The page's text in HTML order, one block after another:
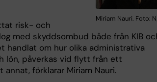
Miriam Nauri. Foto:
risk- och
med skyddsombud både från KIB
handlat om hur olika administrativa
lön, påverkas vid flytt från ett
förklarar Miriam Nauri.